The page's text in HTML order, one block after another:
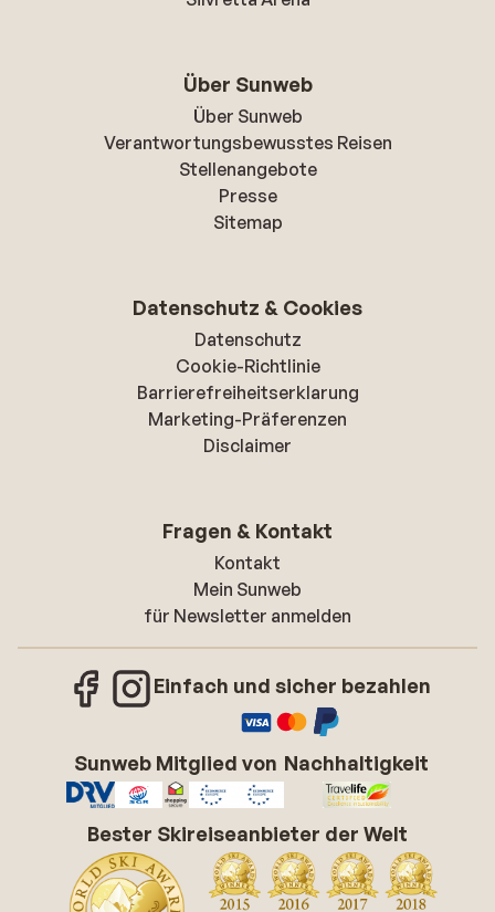
Über Sunweb
Über Sunweb
Verantwortungsbewusstes Reisen
Stellenangebote
Presse
Sitemap
Datenschutz & Cookies
Datenschutz
Cookie-Richtlinie
Barrierefreiheitserklarung
Marketing-Präferenzen
Disclaimer
Fragen & Kontakt
Kontakt
Mein Sunweb
für Newsletter anmelden
Einfach und sicher bezahlen
Sunweb Mitglied von Nachhaltigkeit
Bester Skireiseanbieter der Welt